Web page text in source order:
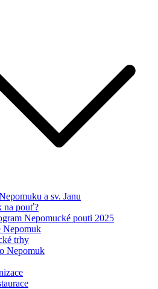
a sv. Janu
na pouť?
Nepomucké pouti 2025
Nepomuk
trhy
Nepomuk